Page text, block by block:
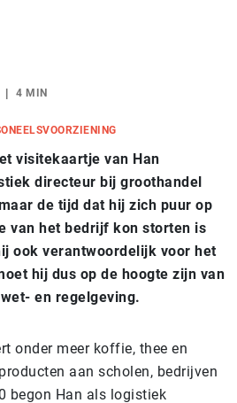
4 MIN
visitekaartje van Han
directeur bij groothandel
de tijd dat hij zich puur op
van het bedrijf kon storten is
ook verantwoordelijk voor het
hij dus op de hoogte zijn van
en regelgeving.
onder meer koffie, thee en
aan scholen, bedrijven
begon Han als logistiek